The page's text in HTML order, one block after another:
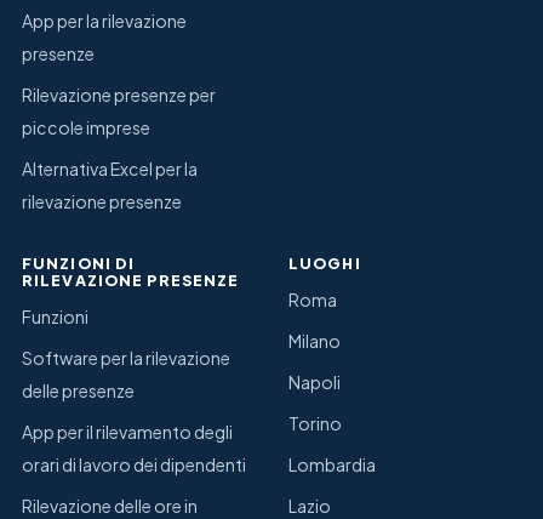
App per la rilevazione
presenze
Rilevazione presenze per
piccole imprese
Alternativa Excel per la
rilevazione presenze
FUNZIONI DI
RILEVAZIONE PRESENZE
Funzioni
Software per la rilevazione
delle presenze
App per il rilevamento degli
orari di lavoro dei dipendenti
Rilevazione delle ore in
LUOGHI
Roma
Milano
Napoli
Torino
Lombardia
Lazio